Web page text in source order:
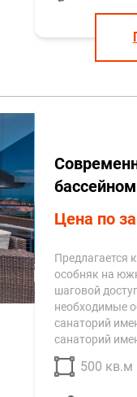
Цена по
Предлагается
особняк на
шаговой
необходимые
санаторий
санаторий
500 кв.м